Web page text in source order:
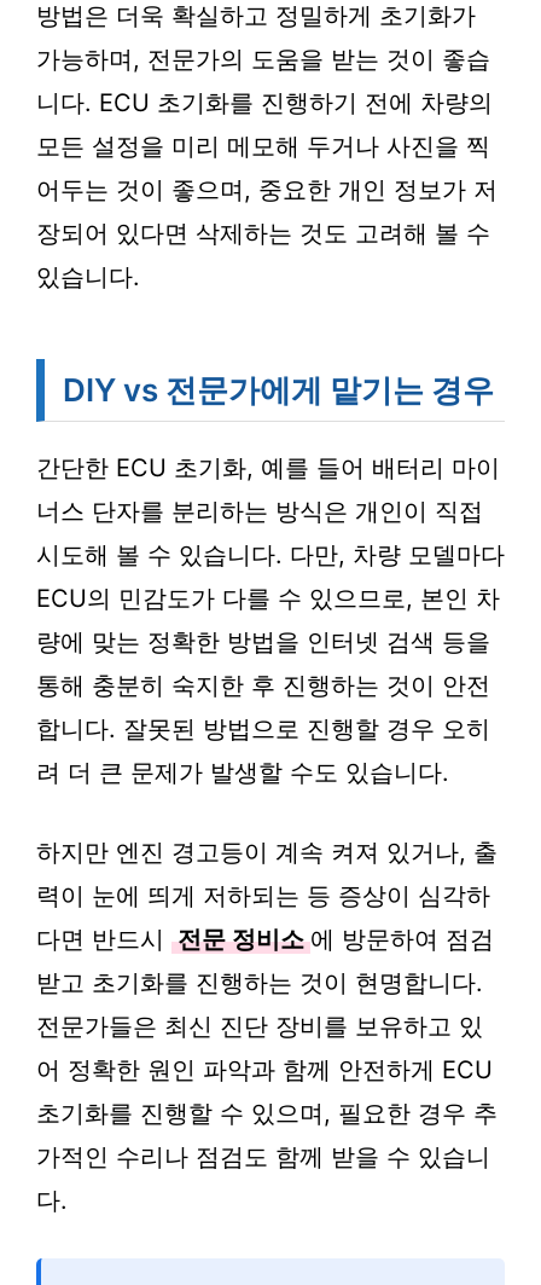
방법은 더욱 확실하고 정밀하게 초기화가
가능하며, 전문가의 도움을 받는 것이 좋습
니다. ECU 초기화를 진행하기 전에 차량의
모든 설정을 미리 메모해 두거나 사진을 찍
어두는 것이 좋으며, 중요한 개인 정보가 저
장되어 있다면 삭제하는 것도 고려해 볼 수
있습니다.
DIY vs 전문가에게 맡기는 경우
간단한 ECU 초기화, 예를 들어 배터리 마이
너스 단자를 분리하는 방식은 개인이 직접
시도해 볼 수 있습니다. 다만, 차량 모델마다
ECU의 민감도가 다를 수 있으므로, 본인 차
량에 맞는 정확한 방법을 인터넷 검색 등을
통해 충분히 숙지한 후 진행하는 것이 안전
합니다. 잘못된 방법으로 진행할 경우 오히
려 더 큰 문제가 발생할 수도 있습니다.
하지만 엔진 경고등이 계속 켜져 있거나, 출
력이 눈에 띄게 저하되는 등 증상이 심각하
다면 반드시 전문 정비소 에 방문하여 점검
받고 초기화를 진행하는 것이 현명합니다.
전문가들은 최신 진단 장비를 보유하고 있
어 정확한 원인 파악과 함께 안전하게 ECU
초기화를 진행할 수 있으며, 필요한 경우 추
가적인 수리나 점검도 함께 받을 수 있습니
다.